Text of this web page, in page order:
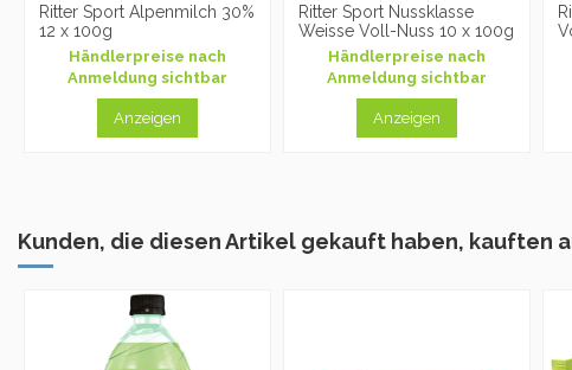
Ritter Sport Alpenmilch 30%
12 x 100g
Händlerpreise nach
Anmeldung sichtbar
Anzeigen
Ritter Sport Nussklasse
Weisse Voll-Nuss 10 x 100g
Händlerpreise nach
Anmeldung sichtbar
Anzeigen
Kunden, die diesen Artikel gekauft haben, kauften